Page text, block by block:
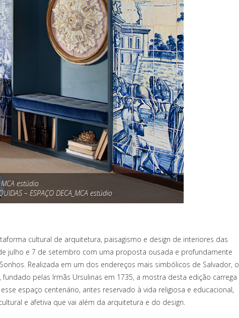
MCA estúdio
– ESPAÇO DECA_MCA estúdio
cultural de arquitetura, paisagismo e design de interiores das
julho e 7 de setembro com uma proposta ousada e profundamente
Realizada em um dos endereços mais simbólicos de Salvador, o
pelas Irmãs Ursulinas em 1735, a mostra desta edição carrega
espaço centenário, antes reservado à vida religiosa e educacional,
e afetiva que vai além da arquitetura e do design.